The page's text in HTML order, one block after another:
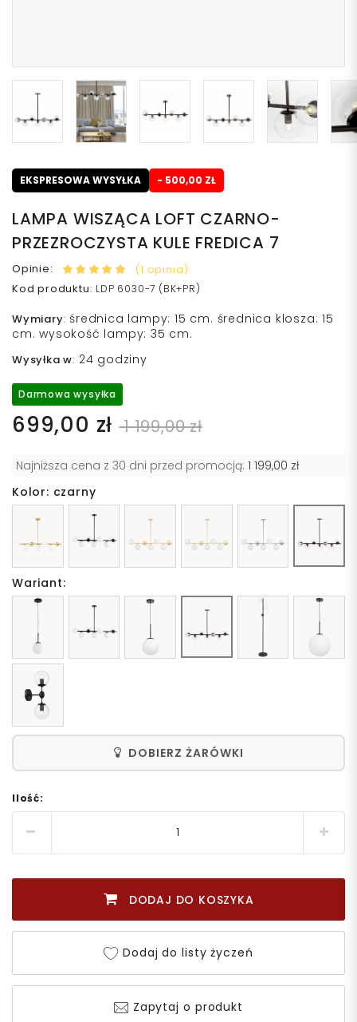
EKSPRESOWA WYSYŁKA - 500,00 ZŁ
LAMPA WISZĄCA LOFT CZARNO-
PRZEZROCZYSTA KULE FREDICA 7
Opinie:
(1 opinia)
Kod produktu: LDP 6030-7 (BK+PR)
Wymiary: średnica lampy: 15 cm. średnica klosza: 15
cm. wysokość lampy: 35 cm.
Wysyłka w: 24 godziny
Darmowa wysyłka
699,00 zł 1 199,00 zł
Najniższa cena z 30 dni przed promocją: 1 199,00 zł
Kolor: czarny
Wariant:
DOBIERZ ŻARÓWKI
Ilość:
DODAJ DO KOSZYKA
Dodaj do listy życzeń
Zapytaj o produkt